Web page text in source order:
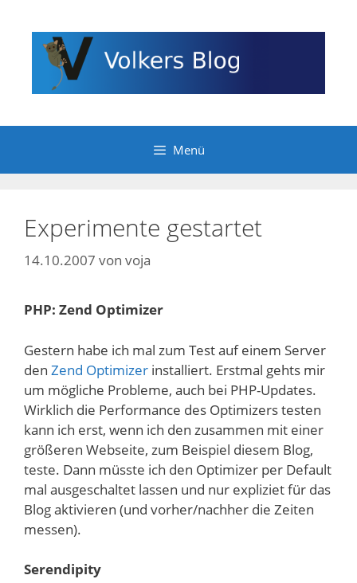
Inhalt
springen
Menü
Experimente gestartet
14.10.2007 von voja
PHP: Zend Optimizer
Gestern habe ich mal zum Test auf einem Server
den Zend Optimizer installiert. Erstmal gehts mir
um mögliche Probleme, auch bei PHP-Updates.
Wirklich die Performance des Optimizers testen
kann ich erst, wenn ich den zusammen mit einer
größeren Webseite, zum Beispiel diesem Blog,
teste. Dann müsste ich den Optimizer per Default
mal ausgeschaltet lassen und nur expliziet für das
Blog aktivieren (und vorher/nachher die Zeiten
messen).
Serendipity